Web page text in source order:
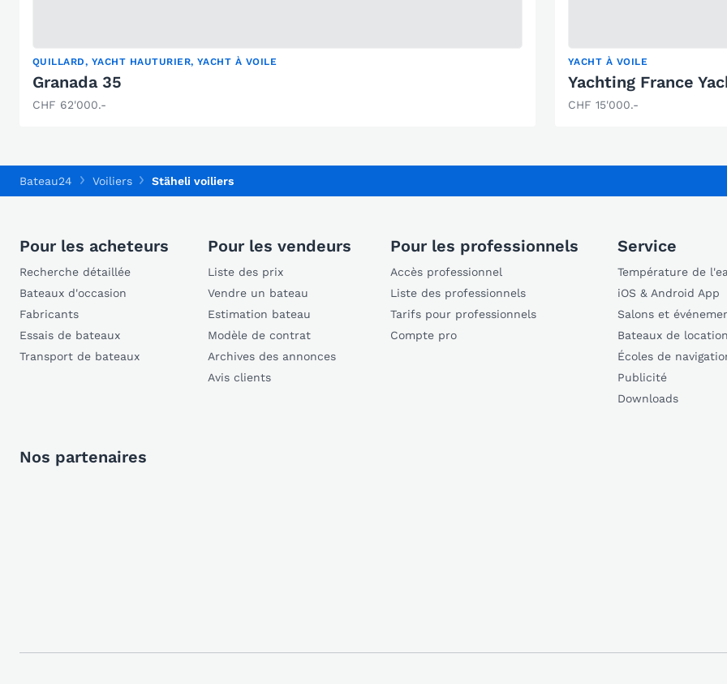
QUILLARD, YACHT HAUTURIER, YACHT À VOILE
Granada 35
CHF 62'000.-
YACHT À VOILE
Yachting France
CHF 15'000.-
Bateau24 Voiliers Stäheli voiliers
Pour les acheteurs
Recherche détaillée
Bateaux d'occasion
Fabricants
Essais de bateaux
Transport de bateaux
Pour les vendeurs
Liste des prix
Vendre un bateau
Estimation bateau
Modèle de contrat
Archives des annonces
Avis clients
Pour les professionnels
Accès professionnel
Liste des professionnels
Tarifs pour professionnels
Compte pro
Service
Température de
iOS & Android App
Salons et
Bateaux de
Écoles de
Publicité
Downloads
Nos partenaires